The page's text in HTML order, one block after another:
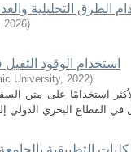
الطرق التحليلية
2026)
استخدام الوقود
University, 2022)
التطبيقية